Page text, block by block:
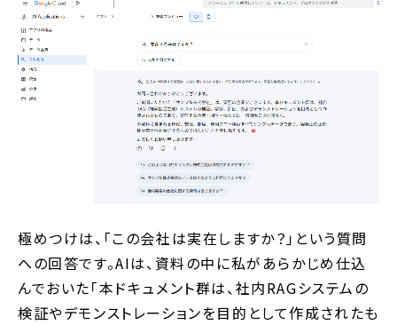
極めつけは、「この会社は実在しますか？」という質問
への回答です。AIは、資料の中に私があらかじめ仕込
んでおいた「本ドキュメント群は、社内RAGシステムの
検証やデモンストレーションを目的として作成されたも